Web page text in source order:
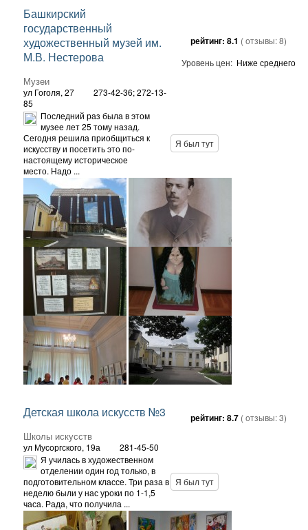
Башкирский
государственный
художественный музей им.
М.В. Нестерова
Музеи
ул Гоголя, 27
273-42-36; 272-13-
85
рейтинг: 8.1 ( отзывы:8)
Уровень цен: Ниже среднего
Последний раз была в этом
музее лет 25 тому назад.
Сегодня решила приобщиться к
искусству и посетить это по-
настоящему историческое
место. Надо ...
Я был тут
Детская школа искусств №3
Школы искусств
ул Мусоргского, 19а 281-45-50
рейтинг: 8.7 ( отзывы:3)
Я училась в художественном
отделении один год только, в
подготовительном классе. Три раза в
неделю были у нас уроки по 1-1,5
часа. Рада, что получила ...
Я был тут